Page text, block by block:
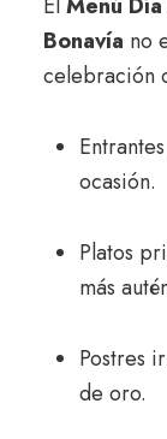
Bonavía no
celebración
ocasión.
Platos
más
Postres
de oro.